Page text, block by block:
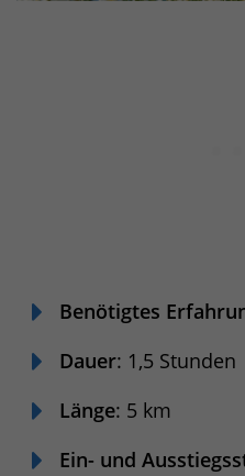
Benötigtes
Dauer: 1,5 Stunden
Länge: 5 km
Ein- und